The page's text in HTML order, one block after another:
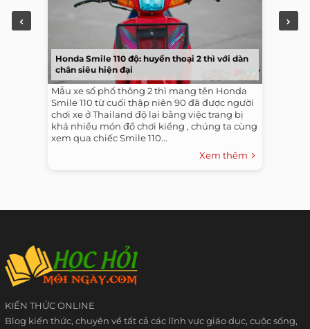
Honda Smile 110 độ: huyền thoại 2 thì với dàn
chân siêu hiện đại
Mẫu xe số phổ thông 2 thì mang tên Honda
Smile 110 từ cuối thập niên 90 đã được người
chơi xe ở Thailand độ lại bằng việc trang bị
khá nhiều món đồ chơi kiểng , chúng ta cùng
xem qua chiếc Smile 110...
Xem thêm
KIẾN THỨC ONLINE
Blog kiến thức, chuyên về tất cả các lĩnh vực giáo dục, cuộc sống,